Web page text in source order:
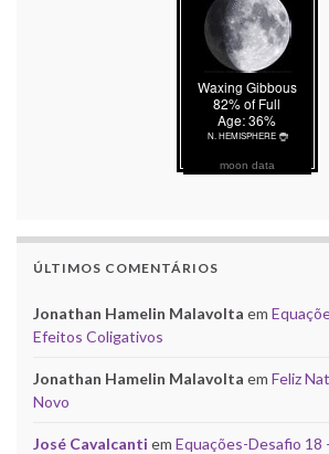
moon data
ÚLTIMOS COMENTÁRIOS
Jonathan Hamelin Malavolta em
Efeitos Coligativos
Jonathan Hamelin Malavolta em Feliz
Novo
José Cavalcanti em Equações-Desafio 18